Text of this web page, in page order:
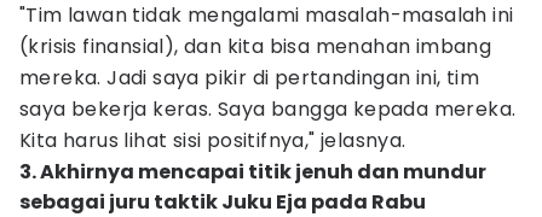
"Tim lawan tidak mengalami masalah-masalah ini
(krisis finansial), dan kita bisa menahan imbang
mereka. Jadi saya pikir di pertandingan ini, tim
saya bekerja keras. Saya bangga kepada mereka.
Kita harus lihat sisi positifnya," jelasnya.
3. Akhirnya mencapai titik jenuh dan mundur
sebagai juru taktik Juku Eja pada Rabu